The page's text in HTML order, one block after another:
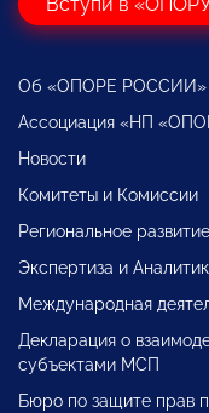
Об «ОПОРЕ РОССИИ»
Ассоциация «НП
Новости
Комитеты и Комиссии
Региональное развитие
Экспертиза и
Международная
Декларация о
субъектами МСП
Бюро по защите прав